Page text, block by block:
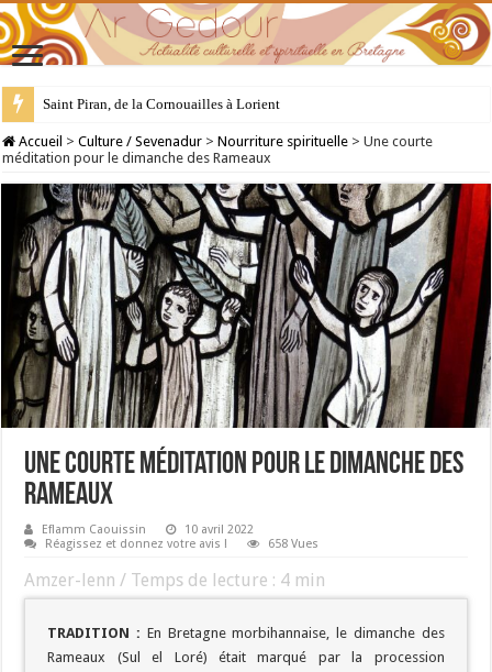
28 juillet : Saint Samson de Dol, père de la Bretagne chrétienne
Accueil > Culture / Sevenadur > Nourriture spirituelle > Une courte
méditation pour le dimanche des Rameaux
Une courte méditation pour le dimanche des
Rameaux
Eflamm Caouissin
10 avril 2022
Réagissez et donnez votre avis !
658 Vues
Amzer-lenn / Temps de lecture : 4 min
TRADITION : En Bretagne morbihannaise, le dimanche des
Rameaux (Sul el Loré) était marqué par la procession